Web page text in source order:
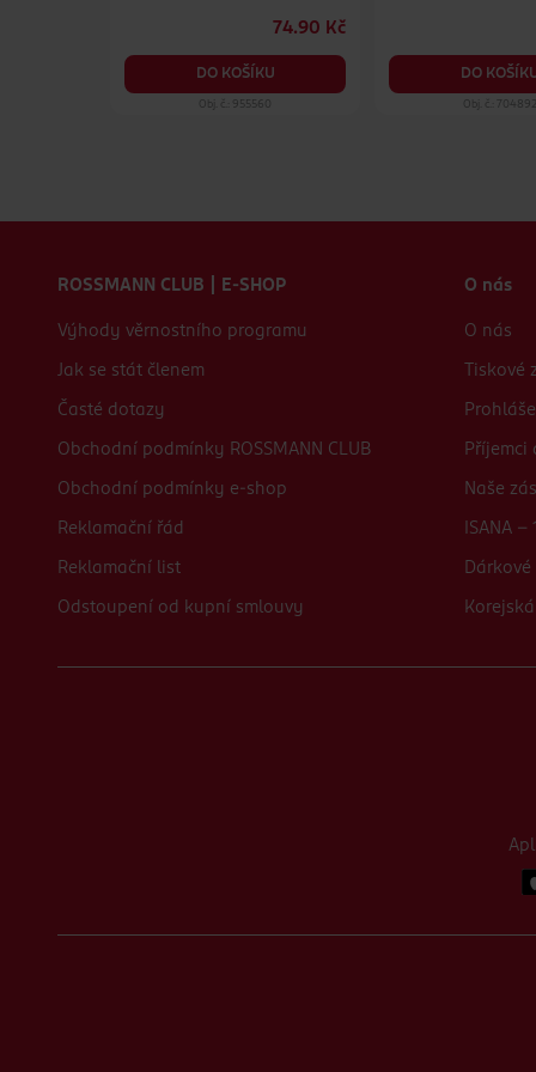
74.90 Kč
DO KOŠÍKU
Obj. č.: 955560
DO
Obj. č.: 704892
ROSSMANN CLUB | E-SHOP
Výhody věrnostního programu
Jak se stát členem
Časté dotazy
Obchodní podmínky ROSSMANN CLUB
Obchodní podmínky e-shop
Reklamační řád
Reklamační list
Odstoupení od kupní smlouvy
O nás
O nás
Tiskové
Příjemci
Naše
ISANA